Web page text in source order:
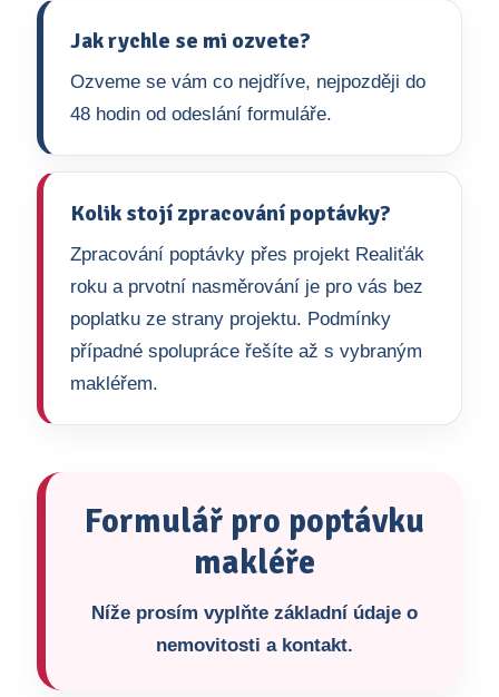
Jak rychle se mi ozvete?
Ozveme se vám co nejdříve, nejpozději do
48 hodin od odeslání formuláře.
Kolik stojí zpracování poptávky?
Zpracování poptávky přes projekt Realiťák
roku a prvotní nasměrování je pro vás bez
poplatku ze strany projektu. Podmínky
případné spolupráce řešíte až s vybraným
makléřem.
Formulář pro poptávku
makléře
Níže prosím vyplňte základní údaje o
nemovitosti a kontakt.